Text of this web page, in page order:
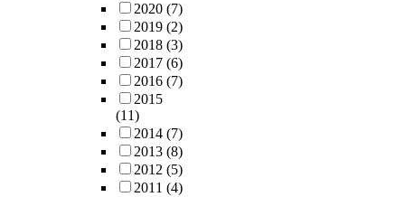
2020 (7)
2019 (2)
2018 (3)
2017 (6)
2016 (7)
2015
(11)
2014 (7)
2013 (8)
2012 (5)
2011 (4)